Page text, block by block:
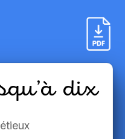
dix